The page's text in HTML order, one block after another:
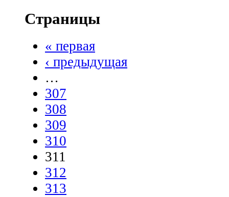
Страницы
« первая
‹ предыдущая
…
307
308
309
310
311
312
313